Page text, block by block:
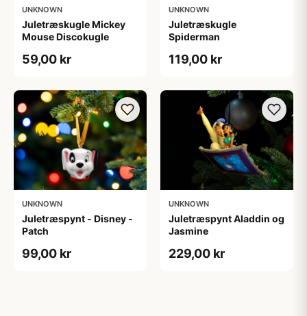
UNKNOWN
Juletræskugle Mickey
Mouse Discokugle
59,00 kr
UNKNOWN
Juletræskugle
Spiderman
119,00 kr
UNKNOWN
Juletræspynt - Disney -
Patch
99,00 kr
UNKNOWN
Juletræspynt Aladdin og
Jasmine
229,00 kr